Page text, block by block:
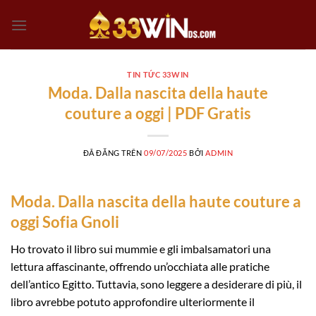
đến
TIN TỨC 33WIN
Moda. Dalla nascita della haute
couture a oggi | PDF Gratis
ĐÃ ĐĂNG TRÊN09/07/2025 BỞI ADMIN
Moda. Dalla nascita della haute couture a
oggi Sofia Gnoli
Ho trovato il libro sui mummie e gli imbalsamatori una
lettura affascinante, offrendo un’occhiata alle pratiche
dell’antico Egitto. Tuttavia, sono leggere a desiderare di più, il
libro avrebbe potuto approfondire ulteriormente il